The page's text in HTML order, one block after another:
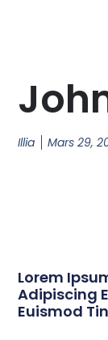
Illia Mars 29,
Lorem
Adipiscing
Euismod